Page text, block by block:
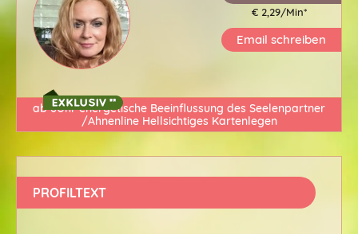
€ 2,29/Min*
Email schreiben
ab 8Uhr energetische Beeinflussung des Seelenpartner
/Ahnenline Hellsichtiges Kartenlegen
PROFILTEXT